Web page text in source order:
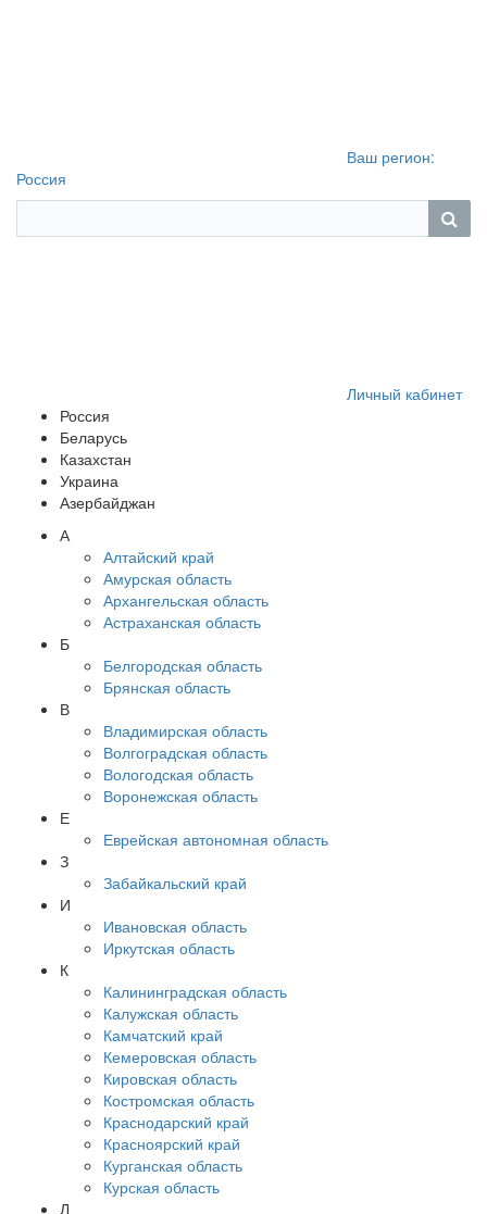
Ваш регион:
Россия
Личный кабинет
Россия
Беларусь
Казахстан
Украина
Азербайджан
А
Алтайский край
Амурская область
Архангельская область
Астраханская область
Б
Белгородская область
Брянская область
В
Владимирская область
Волгоградская область
Вологодская область
Воронежская область
Е
Еврейская автономная область
З
Забайкальский край
И
Ивановская область
Иркутская область
К
Калининградская область
Калужская область
Камчатский край
Кемеровская область
Кировская область
Костромская область
Краснодарский край
Красноярский край
Курганская область
Курская область
Л